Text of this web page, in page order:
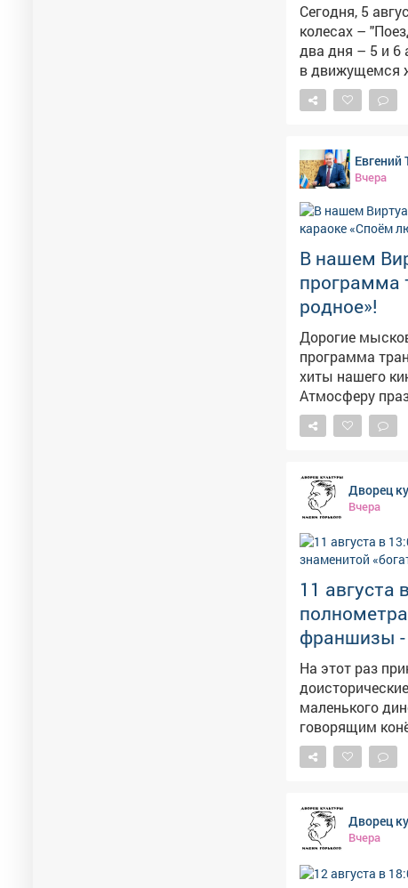
Сегодня, 5
колесах – "Поезд Победы". Иммерсивный
два дня – 5 и 6
в движущемся
помощью
буквально
Евгений
Вчера
В нашем
программа
родное»!
Дорогие мысковчане! 🎤 В нашем Виртуальном
программа
хиты нашего
Атмосферу
вокалисты,
Дворец
Вчера
11 августа
франшизы -
На этот раз
маленького
говорящим
Муромцу и
загадочный
известные
Ромашов, Сергей
Дворец
Вчера